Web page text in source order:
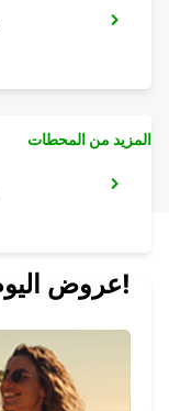
المزيد من المحطات
عروض اليوم لتأجير السيارات والفانات!